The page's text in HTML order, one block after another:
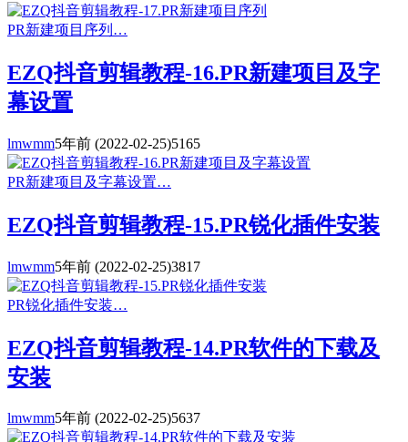
PR新建项目序列…
EZQ抖音剪辑教程-16.PR新建项目及字
幕设置
lmwmm5年前 (2022-02-25)5165
PR新建项目及字幕设置…
EZQ抖音剪辑教程-15.PR锐化插件安装
lmwmm5年前 (2022-02-25)3817
PR锐化插件安装…
EZQ抖音剪辑教程-14.PR软件的下载及
安装
lmwmm5年前 (2022-02-25)5637